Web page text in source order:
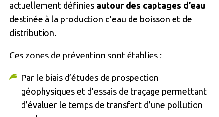
actuellement définies autour des captages d’eau
destinée à la production d’eau de boisson et de
distribution.
Ces zones de prévention sont établies :
Par le biais d’études de prospection
géophysiques et d’essais de traçage permettant
d’évaluer le temps de transfert d’une pollution